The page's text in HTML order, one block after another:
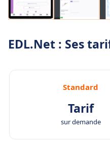
EDL.Net : Ses
Standard
Tarif
sur demande